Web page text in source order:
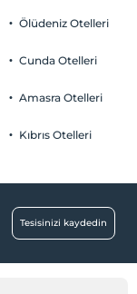
Ölüdeniz Otelleri
Cunda Otelleri
Amasra Otelleri
Kıbrıs Otelleri
Tesisinizi kaydedin